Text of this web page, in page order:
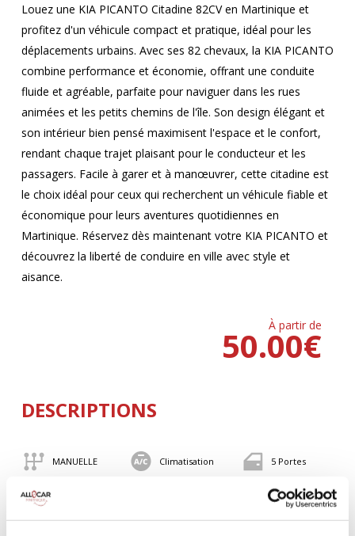
Louez une KIA PICANTO Citadine 82CV en Martinique et
profitez d'un véhicule compact et pratique, idéal pour les
déplacements urbains. Avec ses 82 chevaux, la KIA PICANTO
combine performance et économie, offrant une conduite
fluide et agréable, parfaite pour naviguer dans les rues
animées et les petits chemins de l'île. Son design élégant et
son intérieur bien pensé maximisent l'espace et le confort,
rendant chaque trajet plaisant pour le conducteur et les
passagers. Facile à garer et à manœuvrer, cette citadine est
le choix idéal pour ceux qui recherchent un véhicule fiable et
économique pour leurs aventures quotidiennes en
Martinique. Réservez dès maintenant votre KIA PICANTO et
découvrez la liberté de conduire en ville avec style et
aisance.
À partir de
€
50.00
DESCRIPTIONS
MANUELLE Climatisation 5 Portes
BLUETOOTH 82 CV
Valise